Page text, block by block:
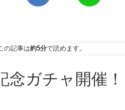
の記事は約5分で読めます。
念ガチャ開催！